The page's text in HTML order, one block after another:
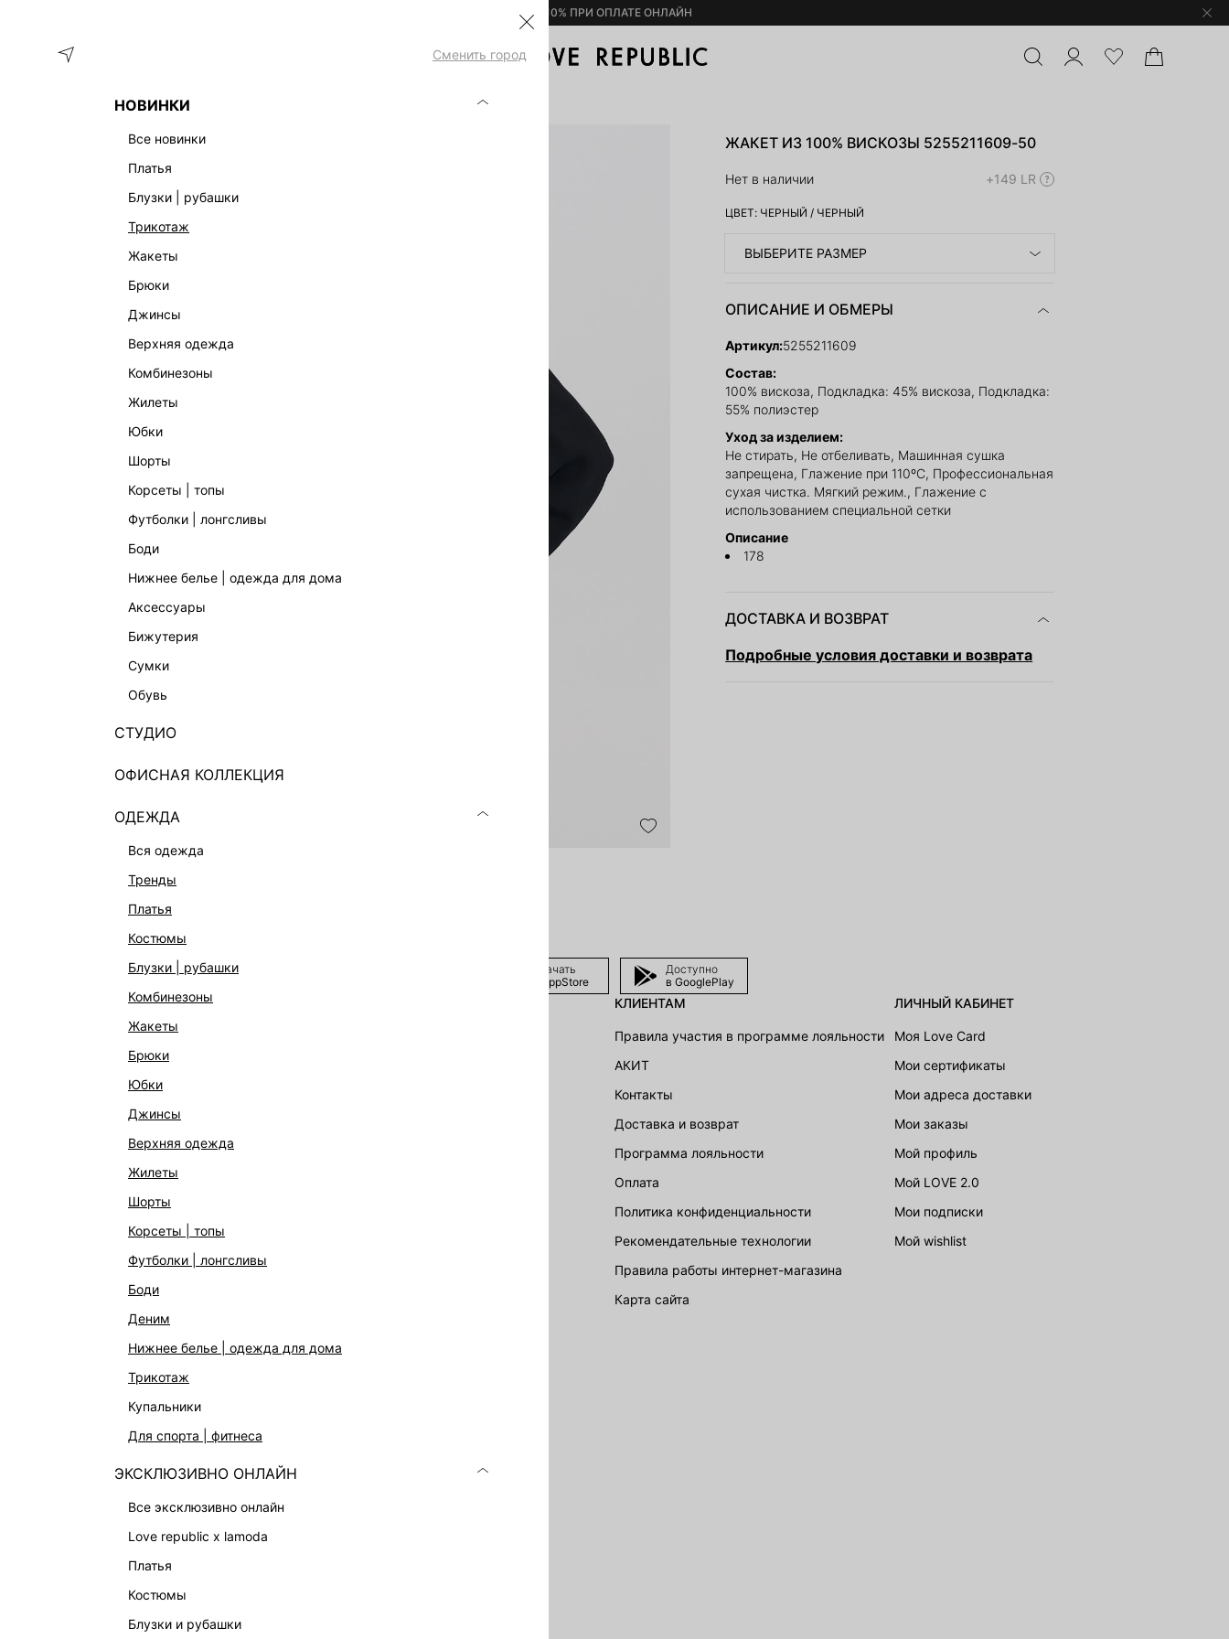
– 10% ПРИ ОПЛАТЕ ОНЛАЙН
Сменить город
НОВИНКИ
все новинки
платья
блузки | рубашки
трикотаж
жакеты
брюки
джинсы
верхняя одежда
комбинезоны
жилеты
юбки
шорты
корсеты | топы
футболки | лонгсливы
боди
нижнее белье | одежда для дома
аксессуары
бижутерия
сумки
обувь
СТУДИО
ОФИСНАЯ КОЛЛЕКЦИЯ
ОДЕЖДА
вся одежда
тренды
платья
костюмы
блузки | рубашки
комбинезоны
жакеты
брюки
юбки
джинсы
верхняя одежда
жилеты
шорты
корсеты | топы
футболки | лонгсливы
боди
деним
нижнее белье | одежда для дома
трикотаж
купальники
для спорта | фитнеса
ЭКСКЛЮЗИВНО ОНЛАЙН
все эксклюзивно онлайн
love republic x lamoda
платья
костюмы
блузки и рубашки
ОДЕЖДА ЖАКЕТ ИЗ 100% ВИСКОЗЫ 5255211609-50
ЖАКЕТ ИЗ 100% ВИСКОЗЫ 5255211609-50
Нет в наличии +149 LR
ЦВЕТ: ЧЕРНЫЙ / ЧЕРНЫЙ
ВЫБЕРИТЕ РАЗМЕР
ОПИСАНИЕ И ОБМЕРЫ
Артикул:5255211609
Состав:
100% вискоза, Подкладка: 45% вискоза, Подкладка:
55% полиэстер
Уход за изделием:
Не стирать, Не отбеливать, Машинная сушка
запрещена, Глажение при 110ºС, Профессиональная
сухая чистка. Мягкий режим., Глажение с
использованием специальной сетки
Описание
178
ДОСТАВКА И ВОЗВРАТ
Подробные условия доставки и возврата
Скачать
в AppStore
Доступно
в GooglePlay
ОФИСНАЯ КОЛЛЕКЦИЯ
ЭКСКЛЮЗИВНО ОНЛАЙН
АКСЕССУАРЫ | УКРАШЕНИЯ
ФИНАЛЬНАЯ РАСПРОДАЖА
ПОДАРОЧНЫЕ СЕРТИФИКАТЫ
БАЛЬЗАМЫ-ТИНТЫ
ЛИМИТИРОВАННЫЕ КОЛЛЕКЦИИ
КАПСУЛЬНЫЙ ГАРДЕРОБ
БОХО-ШИК
В ОТТЕНКАХ СЕРОГО
LOVE REPUBLIC MAISON
ДАЙДЖЕСТ
КЛИЕНТАМ
Правила участия в программе лояльности
АКИТ
Контакты
Доставка и возврат
Программа лояльности
Оплата
Политика конфиденциальности
Рекомендательные технологии
Правила работы интернет-магазина
карта сайта
ЛИЧНЫЙ КАБИНЕТ
Моя Love Card
Мои сертификаты
Мои адреса доставки
Мои заказы
Мой профиль
Мой LOVE 2.0
Мои подписки
Мой wishlist